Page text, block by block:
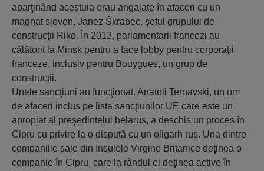
aparţinând acestuia erau angajate în afaceri cu un
magnat sloven, Janez Škrabec, şeful grupului de
construcţii Riko. În 2013, parlamentarii francezi au
călătorit la Minsk pentru a face lobby pentru corporaţii
franceze, inclusiv pentru Bouygues, un grup de
construcţii.
Unele sancţiuni au funcţionat. Anatoli Ternavski, un om
de afaceri inclus pe lista sancţiunilor UE care este un
apropiat al preşedintelui belarus, a deschis un proces în
Cipru cu privire la o dispută cu un oligarh rus. Una dintre
companiile sale din Insulele Virgine Britanice deţinea o
companie în Cipru, care la rândul ei deţinea active în